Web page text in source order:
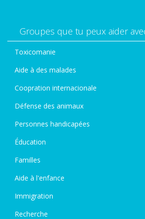
Groupes que tu peux aider
Toxicomanie
Aide à des malades
Coopration internacionale
Défense des animaux
Personnes handicapées
Éducation
Familles
Aide à l'enfance
Immigration
Recherche